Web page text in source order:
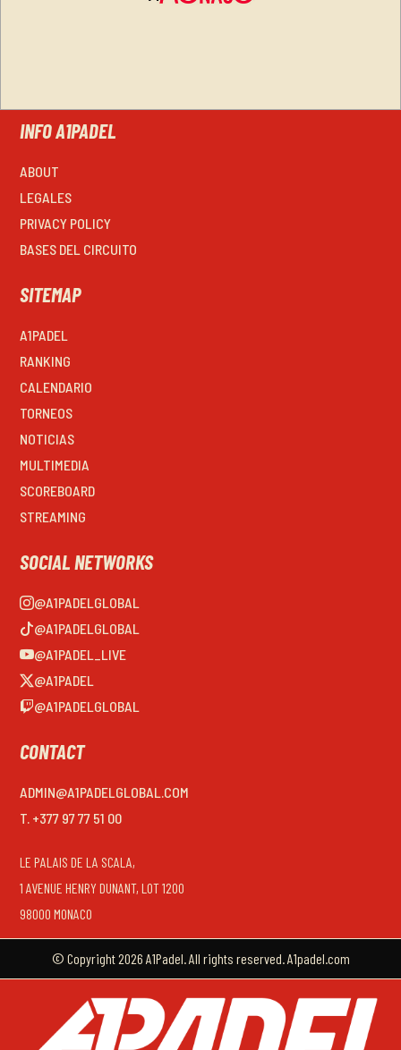
INFO A1PADEL
ABOUT
LEGALES
PRIVACY POLICY
BASES DEL CIRCUITO
SITEMAP
A1PADEL
RANKING
CALENDARIO
TORNEOS
NOTICIAS
MULTIMEDIA
SCOREBOARD
STREAMING
SOCIAL NETWORKS
@A1PADELGLOBAL
@A1PADELGLOBAL
@A1PADEL_LIVE
@A1PADEL
@A1PADELGLOBAL
CONTACT
ADMIN@A1PADELGLOBAL.COM
T. +377 97 77 51 00
LE PALAIS DE LA SCALA,
1 AVENUE HENRY DUNANT, LOT 1200
98000 MONACO
© Copyright 2026 A1Padel. All rights reserved. A1padel.com